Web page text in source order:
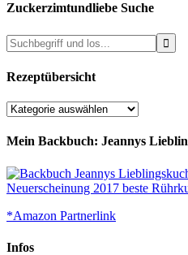
Zuckerzimtundliebe Suche
Rezeptübersicht
Rezeptübersicht
Mein Backbuch: Jeannys
*Amazon Partnerlink
Infos